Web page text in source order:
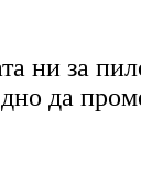
ни за
да